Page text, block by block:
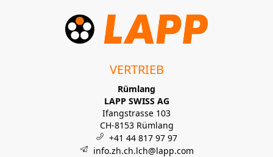
VERTRIEB
Rümlang
LAPP SWISS AG
Ifangstrasse 103
CH-8153 Rümlang
+41 44 817 97 97
info.zh.ch.lch@lapp.com